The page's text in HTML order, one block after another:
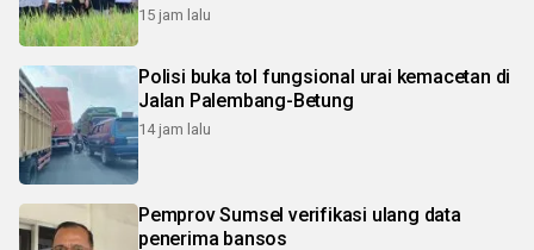
15 jam lalu
Polisi buka tol fungsional urai kemacetan di
Jalan Palembang-Betung
14 jam lalu
Pemprov Sumsel verifikasi ulang data
penerima bansos